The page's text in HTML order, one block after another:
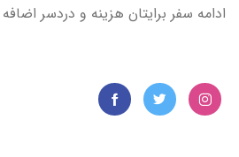
ادامه سفر برایتان هزینه و دردسر